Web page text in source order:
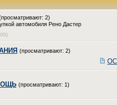
2)
автомобиля Рено Дастер
(просматривают: 2)
(просматривают: 1)